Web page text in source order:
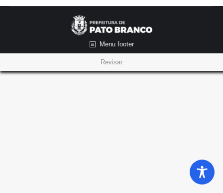
Menu footer
Revisar